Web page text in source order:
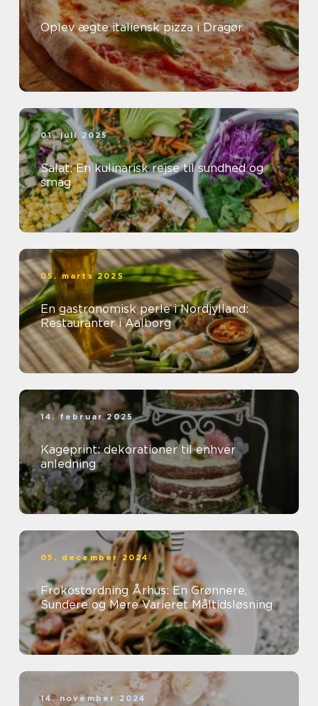
Oplev ægte italiensk pizza i Dragør
01. juli 2025
Salat: En kulinarisk rejse til sundhed og
smag
05. marts 2025
En gastronomisk perle i Nordjylland:
Restauranter i Aalborg
14. februar 2025
Kageprint: dekorationer til enhver
anledning
05. december 2024
Frokostordning Århus: En Grønnere,
Sundere og Mere Varieret Måltidsløsning
14. november 2024